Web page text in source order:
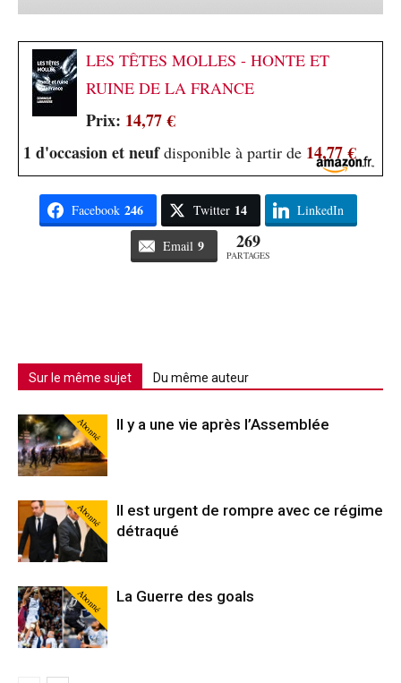
LES TÊTES MOLLES - HONTE ET
RUINE DE LA FRANCE
Prix: 14,77 €
1 d'occasion et neufdisponible à partir de 14,77 €
Facebook 246 Twitter 14 LinkedIn
Email 9 269
PARTAGES
Sur le même sujet Du même auteur
Abonné Il y a une vie après l’Assemblée
Abonné
Il est urgent de rompre avec ce régime
détraqué
Abonné La Guerre des goals